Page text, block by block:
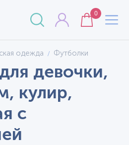
0
одежда Футболки
девочки,
кулир,
с